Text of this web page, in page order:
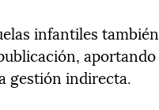
infantiles también
aportando
gestión indirecta.